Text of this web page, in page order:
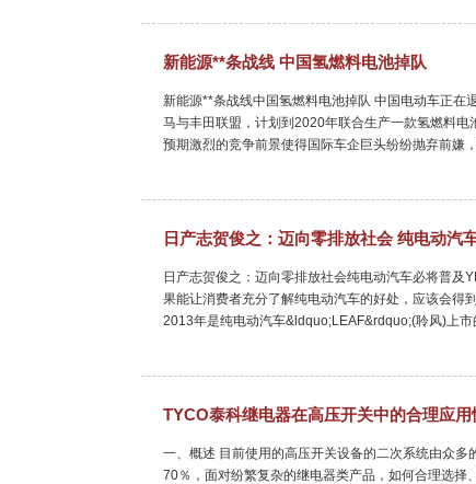
新能源**条战线 中国氢燃料电池掉队
新能源**条战线中国氢燃料电池掉队 中国电动车正在
马与丰田联盟，计划到2020年联合生产一款氢燃料电
预期激烈的竞争前景使得国际车企巨头纷纷抛弃前嫌
日产志贺俊之：迈向零排放社会 纯电动汽
日产志贺俊之：迈向零排放社会纯电动汽车必将普
果能让消费者充分了解纯电动汽车的好处，应该会得
2013年是纯电动汽车&ldquo;LEAF&rdquo;(聆风)上
TYCO泰科继电器在高压开关中的合理应用
一、概述 目前使用的高压开关设备的二次系统由众
70％，面对纷繁复杂的继电器类产品，如何合理选